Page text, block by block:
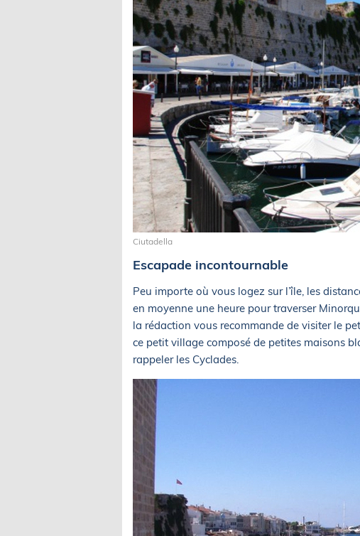
Ciutadella
Escapade incontournable
Peu importe où vous logez sur l’île, les
en moyenne une heure pour traverser
la rédaction vous recommande de visiter le
ce petit village composé de petites maisons
rappeler les Cyclades.